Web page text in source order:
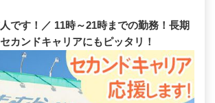
です！／ 11時～21時までの勤務！長期
カンドキャリアにもピッタリ！